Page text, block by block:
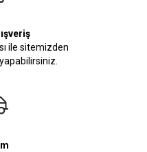
ile sitemizden